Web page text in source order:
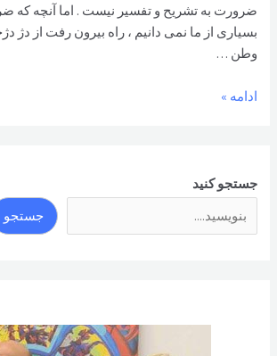
ضرورت به تشریح و تفسیر نیست . اما آنچه که
بسیاری از ما نمی دانیم ، راه بیرون رفت از دژ
وطن …
فراخوان
ادامه »
جستجو کنید
جستجو